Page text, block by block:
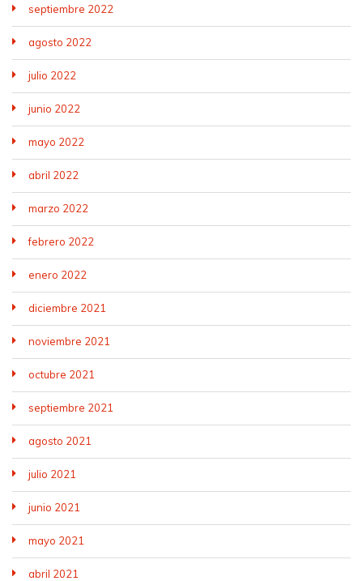
septiembre 2022
agosto 2022
julio 2022
junio 2022
mayo 2022
abril 2022
marzo 2022
febrero 2022
enero 2022
diciembre 2021
noviembre 2021
octubre 2021
septiembre 2021
agosto 2021
julio 2021
junio 2021
mayo 2021
abril 2021